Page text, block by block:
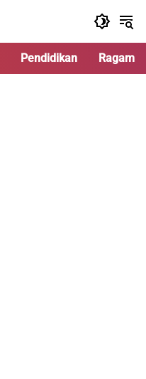
Pendidikan Ragam